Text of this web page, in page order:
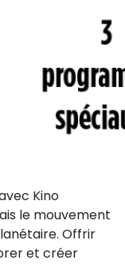
Kino
le mouvement
Offrir
et créer